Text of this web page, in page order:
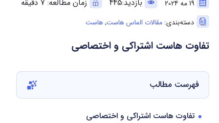
19 مه 2024 بازدید:445 زمان مطالعه: 7 دقیقه
دسته‌بندی: مقالات الماس هاست,هاست
تفاوت هاست اشتراکی و اختصاصی
فهرست مطالب
تفاوت هاست اشتراکی و اختصاصی